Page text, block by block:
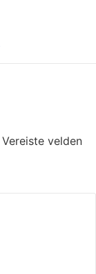
Vereiste velden